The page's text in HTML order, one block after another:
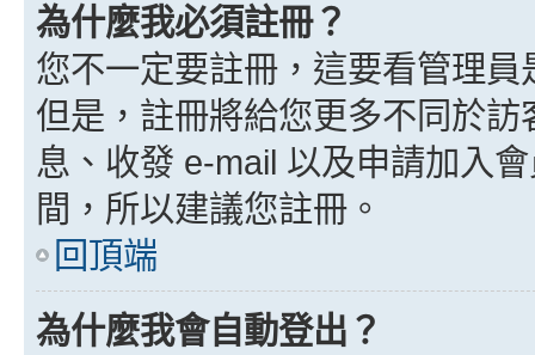
為什麼我必須註冊？
您不一定要註冊，這要看管理
但是，註冊將給您更多不同於
息、收發 e-mail 以及申請加入
間，所以建議您註冊。
回頂端
為什麼我會自動登出？